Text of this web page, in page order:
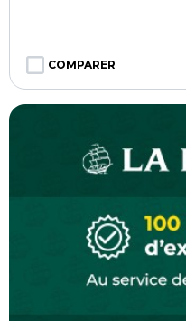
COMPARER